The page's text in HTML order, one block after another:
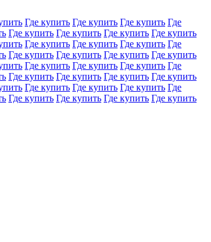
Где купить Где купить Где купить Где
Где купить Где купить Где купить Где купить
Где купить Где купить Где купить Где
Где купить Где купить Где купить Где купить
Где купить Где купить Где купить Где
Где купить Где купить Где купить Где купить
Где купить Где купить Где купить Где
Где купить Где купить Где купить Где купить